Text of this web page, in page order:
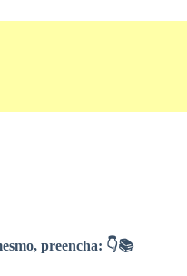
preencha: 👇📚